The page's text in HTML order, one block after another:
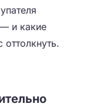
и какие